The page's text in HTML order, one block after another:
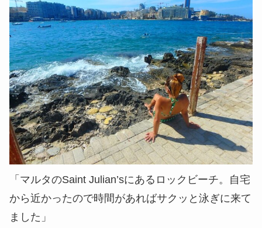
「マルタのSaint Julian’sにあるロックビーチ。自宅
から近かったので時間があればサクッと泳ぎに来て
ました」